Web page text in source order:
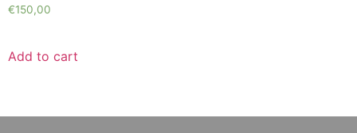
€150,00
Add to cart